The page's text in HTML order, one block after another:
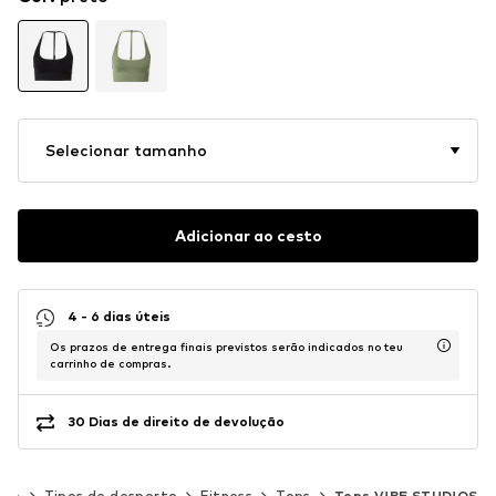
Selecionar tamanho
Adicionar ao cesto
4 - 6 dias úteis
Os prazos de entrega finais previstos serão indicados no teu
carrinho de compras.
30 Dias de direito de devolução